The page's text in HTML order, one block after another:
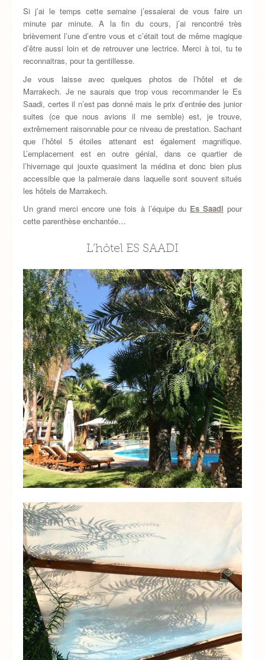
Si j’ai le temps cette semaine j’essaierai de vous faire un
minute par minute. A la fin du cours, j’ai rencontré très
brièvement l’une d’entre vous et c’était tout de même magique
d’être aussi loin et de retrouver une lectrice. Merci à toi, tu te
reconnaitras, pour ta gentillesse.
Je vous laisse avec quelques photos de l’hôtel et de
Marrakech. Je ne saurais que trop vous recommander le Es
Saadi, certes il n’est pas donné mais le prix d’entrée des junior
suites (ce que nous avions il me semble) est, je trouve,
extrêmement raisonnable pour ce niveau de prestation. Sachant
que l’hôtel 5 étoiles attenant est également magnifique.
L’emplacement est en outre génial, dans ce quartier de
l’hivernage qui jouxte quasiment la médina et donc bien plus
accessible que la palmeraie dans laquelle sont souvent situés
les hôtels de Marrakech.
Un grand merci encore une fois à l’équipe du Es Saadi pour
cette parenthèse enchantée…
L’hôtel ES SAADI